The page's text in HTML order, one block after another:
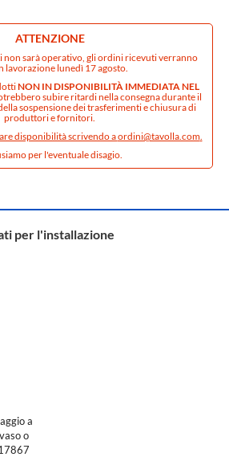
ATTENZIONE
non sarà operativo, gli ordini ricevuti verranno
lavorazione lunedì 17 agosto.
NON IN DISPONIBILITÀ IMMEDIATA NEL
subire ritardi nella consegna durante il
sospensione dei trasferimenti e chiusura di
produttori e fornitori.
disponibilità scrivendo aordini@tavolla.com.
per l'eventuale disagio.
per l'installazione
a
o